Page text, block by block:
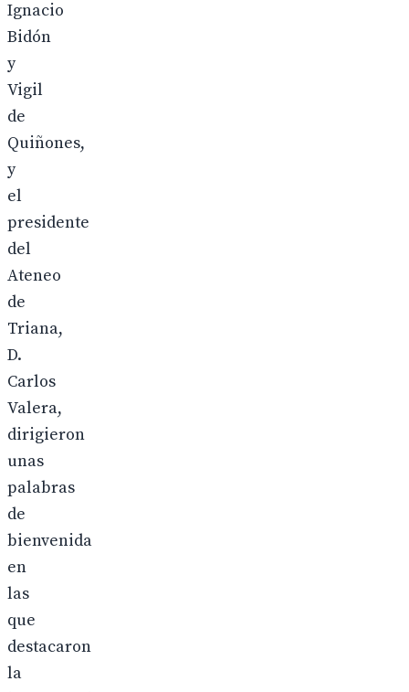
Ignacio
Bidón
y
Vigil
de
Quiñones,
y
el
presidente
del
Ateneo
de
Triana,
D.
Carlos
Valera,
dirigieron
unas
palabras
de
bienvenida
en
las
que
destacaron
la